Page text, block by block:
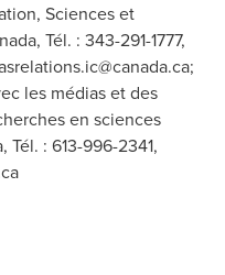
Sciences et
Tél. : 343-291-1777,
;
les médias et des
en sciences
: 613-996-2341,